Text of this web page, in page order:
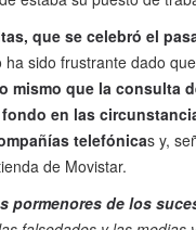
que se celebró el
sido frustrante dado
mismo que la consulta
en las
telefónicas y,
de Movistar.
pormenores de los